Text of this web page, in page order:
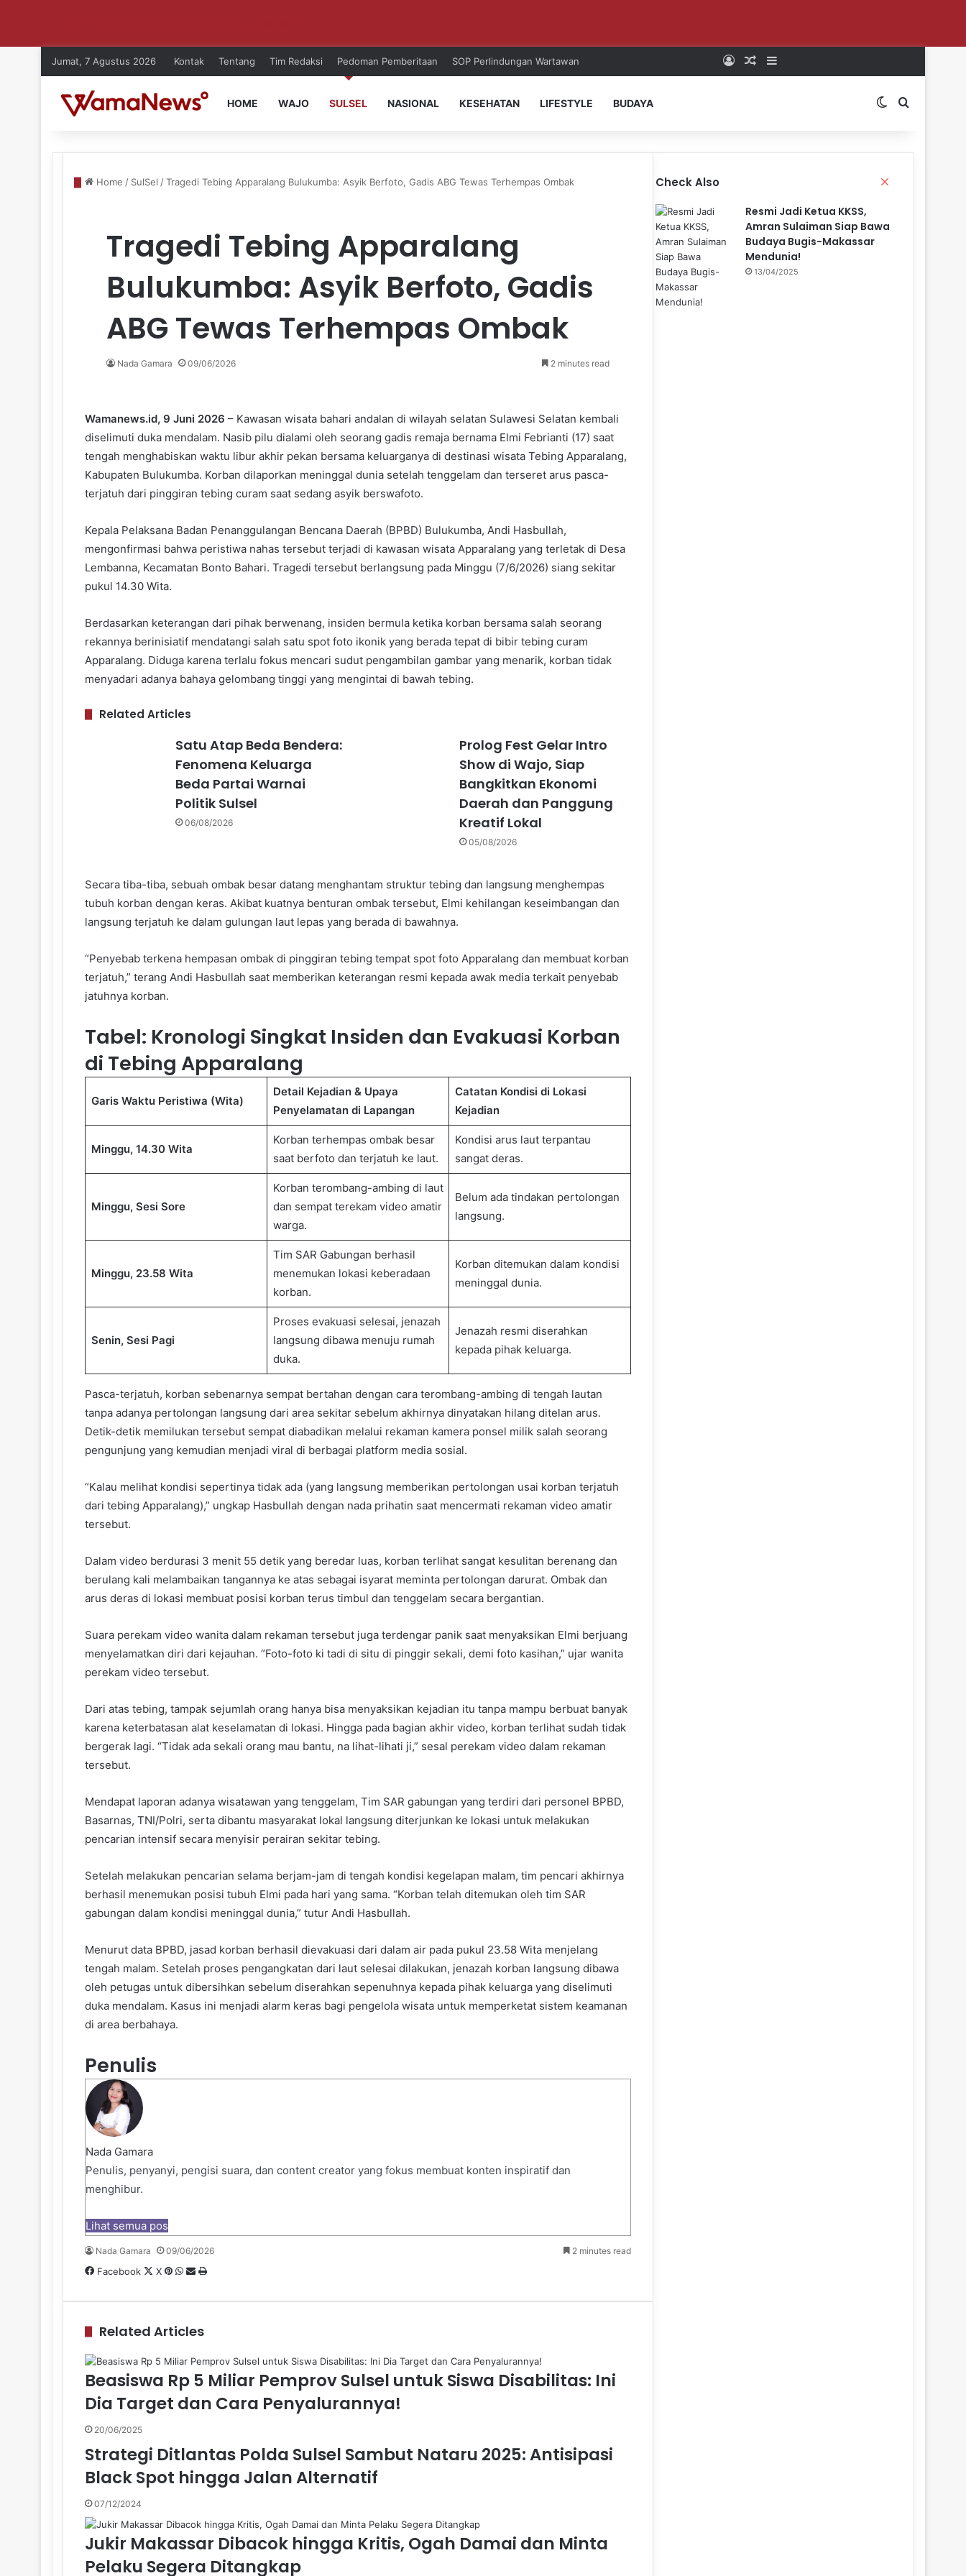
Jumat, 7 Agustus 2026 Kontak Tentang Tim Redaksi Pedoman Pemberitaan SOP Perlindungan Wartawan Log InRandom Article
Sidebar
HOME WAJO SULSEL NASIONAL KESEHATAN LIFESTYLE BUDAYA Switch skin
Search for
Home / SulSel /Tragedi Tebing Apparalang Bulukumba: Asyik Berfoto, Gadis ABG Tewas Terhempas Ombak
Tragedi Tebing Apparalang
Bulukumba: Asyik Berfoto, Gadis
ABG Tewas Terhempas Ombak
Nada Gamara 09/06/2026 2 minutes read
Wamanews.id, 9 Juni 2026 – Kawasan wisata bahari andalan di wilayah selatan Sulawesi Selatan kembali
diselimuti duka mendalam. Nasib pilu dialami oleh seorang gadis remaja bernama Elmi Febrianti (17) saat
tengah menghabiskan waktu libur akhir pekan bersama keluarganya di destinasi wisata Tebing Apparalang,
Kabupaten Bulukumba. Korban dilaporkan meninggal dunia setelah tenggelam dan terseret arus pasca-
terjatuh dari pinggiran tebing curam saat sedang asyik berswafoto.
Kepala Pelaksana Badan Penanggulangan Bencana Daerah (BPBD) Bulukumba, Andi Hasbullah,
mengonfirmasi bahwa peristiwa nahas tersebut terjadi di kawasan wisata Apparalang yang terletak di Desa
Lembanna, Kecamatan Bonto Bahari. Tragedi tersebut berlangsung pada Minggu (7/6/2026) siang sekitar
pukul 14.30 Wita.
Berdasarkan keterangan dari pihak berwenang, insiden bermula ketika korban bersama salah seorang
rekannya berinisiatif mendatangi salah satu spot foto ikonik yang berada tepat di bibir tebing curam
Apparalang. Diduga karena terlalu fokus mencari sudut pengambilan gambar yang menarik, korban tidak
menyadari adanya bahaya gelombang tinggi yang mengintai di bawah tebing.
Related Articles
Satu Atap Beda Bendera:
Fenomena Keluarga
Beda Partai Warnai
Politik Sulsel
06/08/2026
Prolog Fest Gelar Intro
Show di Wajo, Siap
Bangkitkan Ekonomi
Daerah dan Panggung
Kreatif Lokal
05/08/2026
Secara tiba-tiba, sebuah ombak besar datang menghantam struktur tebing dan langsung menghempas
tubuh korban dengan keras. Akibat kuatnya benturan ombak tersebut, Elmi kehilangan keseimbangan dan
langsung terjatuh ke dalam gulungan laut lepas yang berada di bawahnya.
“Penyebab terkena hempasan ombak di pinggiran tebing tempat spot foto Apparalang dan membuat korban
terjatuh,” terang Andi Hasbullah saat memberikan keterangan resmi kepada awak media terkait penyebab
jatuhnya korban.
Tabel: Kronologi Singkat Insiden dan Evakuasi Korban
di Tebing Apparalang
Garis Waktu Peristiwa (Wita)
Detail Kejadian & Upaya
Penyelamatan di Lapangan
Catatan Kondisi di Lokasi
Kejadian
Minggu, 14.30 Wita
Korban terhempas ombak besar
saat berfoto dan terjatuh ke laut.
Kondisi arus laut terpantau
sangat deras.
Minggu, Sesi Sore
Korban terombang-ambing di laut
dan sempat terekam video amatir
warga.
Belum ada tindakan pertolongan
langsung.
Minggu, 23.58 Wita
Tim SAR Gabungan berhasil
menemukan lokasi keberadaan
korban.
Korban ditemukan dalam kondisi
meninggal dunia.
Senin, Sesi Pagi
Proses evakuasi selesai, jenazah
langsung dibawa menuju rumah
duka.
Jenazah resmi diserahkan
kepada pihak keluarga.
Pasca-terjatuh, korban sebenarnya sempat bertahan dengan cara terombang-ambing di tengah lautan
tanpa adanya pertolongan langsung dari area sekitar sebelum akhirnya dinyatakan hilang ditelan arus.
Detik-detik memilukan tersebut sempat diabadikan melalui rekaman kamera ponsel milik salah seorang
pengunjung yang kemudian menjadi viral di berbagai platform media sosial.
“Kalau melihat kondisi sepertinya tidak ada (yang langsung memberikan pertolongan usai korban terjatuh
dari tebing Apparalang),” ungkap Hasbullah dengan nada prihatin saat mencermati rekaman video amatir
tersebut.
Dalam video berdurasi 3 menit 55 detik yang beredar luas, korban terlihat sangat kesulitan berenang dan
berulang kali melambaikan tangannya ke atas sebagai isyarat meminta pertolongan darurat. Ombak dan
arus deras di lokasi membuat posisi korban terus timbul dan tenggelam secara bergantian.
Suara perekam video wanita dalam rekaman tersebut juga terdengar panik saat menyaksikan Elmi berjuang
menyelamatkan diri dari kejauhan. “Foto-foto ki tadi di situ di pinggir sekali, demi foto kasihan,” ujar wanita
perekam video tersebut.
Dari atas tebing, tampak sejumlah orang hanya bisa menyaksikan kejadian itu tanpa mampu berbuat banyak
karena keterbatasan alat keselamatan di lokasi. Hingga pada bagian akhir video, korban terlihat sudah tidak
bergerak lagi. “Tidak ada sekali orang mau bantu, na lihat-lihati ji,” sesal perekam video dalam rekaman
tersebut.
Mendapat laporan adanya wisatawan yang tenggelam, Tim SAR gabungan yang terdiri dari personel BPBD,
Basarnas, TNI/Polri, serta dibantu masyarakat lokal langsung diterjunkan ke lokasi untuk melakukan
pencarian intensif secara menyisir perairan sekitar tebing.
Setelah melakukan pencarian selama berjam-jam di tengah kondisi kegelapan malam, tim pencari akhirnya
berhasil menemukan posisi tubuh Elmi pada hari yang sama. “Korban telah ditemukan oleh tim SAR
gabungan dalam kondisi meninggal dunia,” tutur Andi Hasbullah.
Menurut data BPBD, jasad korban berhasil dievakuasi dari dalam air pada pukul 23.58 Wita menjelang
tengah malam. Setelah proses pengangkatan dari laut selesai dilakukan, jenazah korban langsung dibawa
oleh petugas untuk dibersihkan sebelum diserahkan sepenuhnya kepada pihak keluarga yang diselimuti
duka mendalam. Kasus ini menjadi alarm keras bagi pengelola wisata untuk memperketat sistem keamanan
di area berbahaya.
Penulis
Nada Gamara
Penulis, penyanyi, pengisi suara, dan content creator yang fokus membuat konten inspiratif dan
menghibur.
Lihat semua pos
Nada Gamara 09/06/2026 2 minutes read
Facebook X Pinterest
WhatsApp
Share
Email
Print
Related Articles
Beasiswa Rp 5 Miliar Pemprov Sulsel untuk Siswa Disabilitas: Ini
Dia Target dan Cara Penyalurannya!
20/06/2025
Strategi Ditlantas Polda Sulsel Sambut Nataru 2025: Antisipasi
Black Spot hingga Jalan Alternatif
07/12/2024
Jukir Makassar Dibacok hingga Kritis, Ogah Damai dan Minta
Pelaku Segera Ditangkap
Check Also
Resmi Jadi Ketua KKSS,
Amran Sulaiman Siap Bawa
Budaya Bugis-Makassar
Mendunia!
13/04/2025